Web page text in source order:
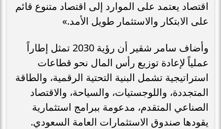
اقتصاد يعتمد على الموارد إلى اقتصاد متنوع قائم
على الابتكار والاستثمار طويل الأمد.»
وأضاف سامر شقير أن رؤية 2030 تمثل إطاراً
عملياً لإعادة توزيع رأس المال نحو قطاعات
استراتيجية تشمل البنية التحتية الرقمية، والطاقة
المتجددة، واللوجستيات، والسياحة، والاقتصاد
الصناعي المتقدم، مدعومة ببرامج استثمارية
يقودها صندوق الاستثمارات العامة السعودي.